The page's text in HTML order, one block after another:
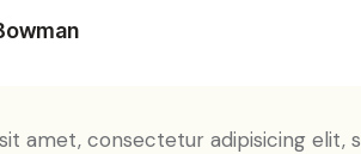
amet, consectetur adipisicing elit,